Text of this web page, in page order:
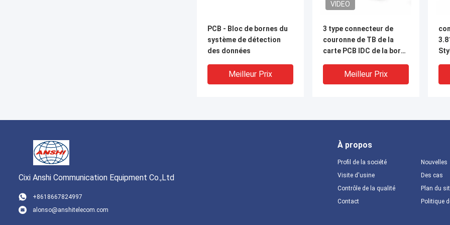
PCB - Bloc de bornes du
système de détection
des données
Meilleur Prix
VIDEO
3 type connecteur de
couronne de TB de la
carte PCB IDC de la borne
la borne 6 de la borne 4
d'IDC
Meilleur Prix
VIDEO
Cixi Anshi Communication Equipment Co.,Ltd
+8618667824997
alonso@anshitelecom.com
À propos
Profil de la société
Visite d'usine
Contrôle de la qualité
Contact
Nouvelles
Des cas
Plan du
Politique